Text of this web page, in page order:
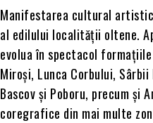
Manifestarea cultural
al edilului localității oltene.
evolua în spectacol
Miroși, Lunca Corbului,
Bascov și Poboru, precum și
coregrafice din mai multe